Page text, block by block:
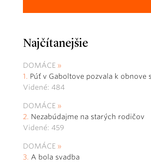
Najčítanejšie
DOMÁCE
Púť v Gaboltove pozvala k obnove
Videné: 484
DOMÁCE
Nezabúdajme na starých rodičov
Videné: 459
DOMÁCE
A bola svadba